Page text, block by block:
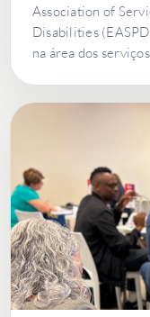
Association of
Disabilities
na área dos